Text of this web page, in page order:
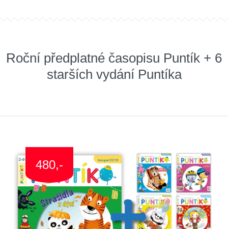
Roční předplatné časopisu Puntík + 6
starších vydání Puntíka
480,-